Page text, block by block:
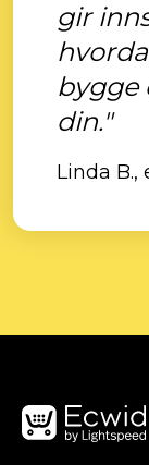
gir
bygge
din."
Linda B.,